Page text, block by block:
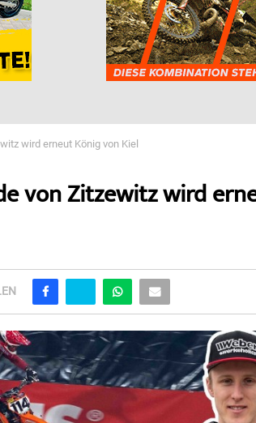
wird erneut König von Kiel
von Zitzewitz wird